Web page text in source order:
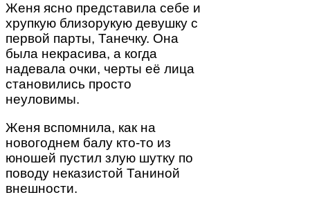
Женя ясно представила себе и
хрупкую близорукую девушку с
первой парты, Танечку. Она
была некрасива, а когда
надевала очки, черты её лица
становились просто
неуловимы.
Женя вспомнила, как на
новогоднем балу кто-то из
юношей пустил злую шутку по
поводу неказистой Таниной
внешности.